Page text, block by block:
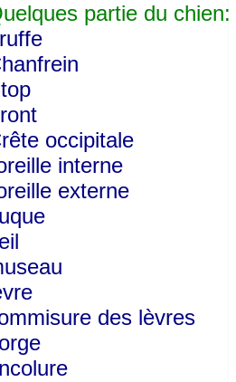
partie du chien:
occipitale
interne
externe
des lèvres